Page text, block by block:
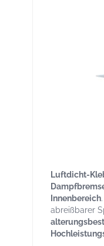
Luftdicht-
Innenbereich
abreißbarer